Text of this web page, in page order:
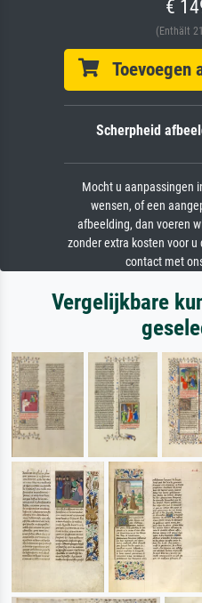
€
(Enthält
Toevoegen
Scherpheid
Mocht u aanpassingen
wensen, of een
afbeelding, dan voeren
zonder extra kosten voor
contact met
Vergelijkbare